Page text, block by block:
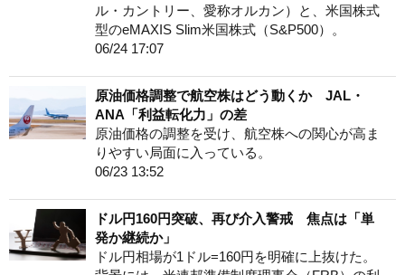
ル・カントリー、愛称オルカン）と、米国株式
型のeMAXIS Slim米国株式（S&P500）。
06/24 17:07
原油価格調整で航空株はどう動くか JAL・
ANA「利益転化力」の差
原油価格の調整を受け、航空株への関心が高ま
りやすい局面に入っている。
06/23 13:52
ドル円160円突破、再び介入警戒 焦点は「単
発か継続か」
ドル円相場が1ドル=160円を明確に上抜けた。